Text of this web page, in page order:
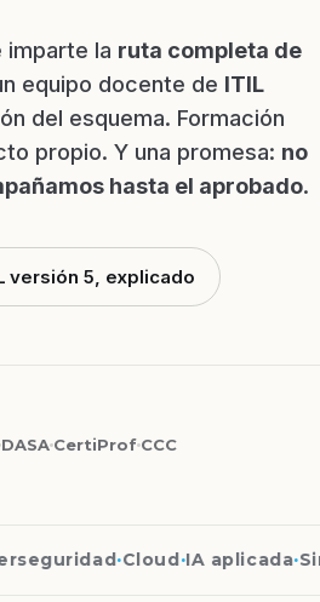
imparte la ruta completa de
equipo docente de ITIL
del esquema. Formación
propio. Y una promesa: no
hasta el aprobado.
versión 5, explicado
DASA CertiProf CCC
·Cloud·IA aplicada·